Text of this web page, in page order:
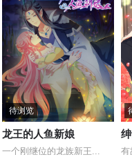
待浏览
龙王的人鱼新娘
一个刚继位的龙族新王... 有